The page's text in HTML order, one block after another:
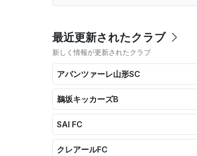
最近更新されたクラブ
新しく情報が更新されたクラブ
アバンツァーレ山形SC
鵜坂キッカーズB
SAI FC
クレアールFC